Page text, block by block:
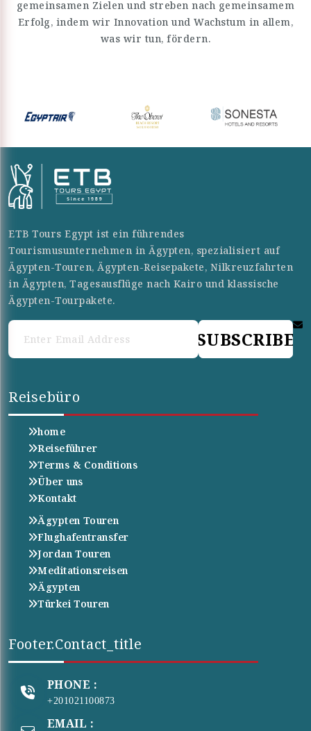
gemeinsamen Zielen und streben nach gemeinsamem
Erfolg, indem wir Innovation und Wachstum in allem,
was wir tun, fördern.
ETB Tours Egypt ist ein führendes
Tourismusunternehmen in Ägypten, spezialisiert auf
Ägypten-Touren, Ägypten-Reisepakete, Nilkreuzfahrten
in Ägypten, Tagesausflüge nach Kairo und klassische
Ägypten-Tourpakete.
SUBSCRIBE
Reisebüro
home
Reiseführer
Terms & Conditions
Über uns
Kontakt
Ägypten Touren
Flughafentransfer
Jordan Touren
Meditationsreisen
Ägypten
Türkei Touren
Footer.contact_title
PHONE :
+201021100873
EMAIL :